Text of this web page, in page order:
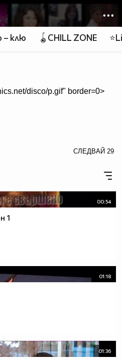
– клю 🪀CHILL ZONE
disco/p.gif" border=0>
СЛЕДВАЙ 29
00:54
1
01:18
01:36